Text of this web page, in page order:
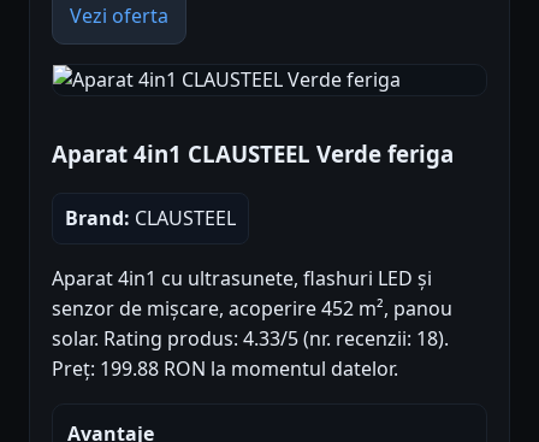
Vezi oferta
Aparat 4in1 CLAUSTEEL Verde feriga
Brand: CLAUSTEEL
Aparat 4in1 cu ultrasunete, flashuri LED și
senzor de mișcare, acoperire 452 m², panou
solar. Rating produs: 4.33/5 (nr. recenzii: 18).
Preț: 199.88 RON la momentul datelor.
Avantaje